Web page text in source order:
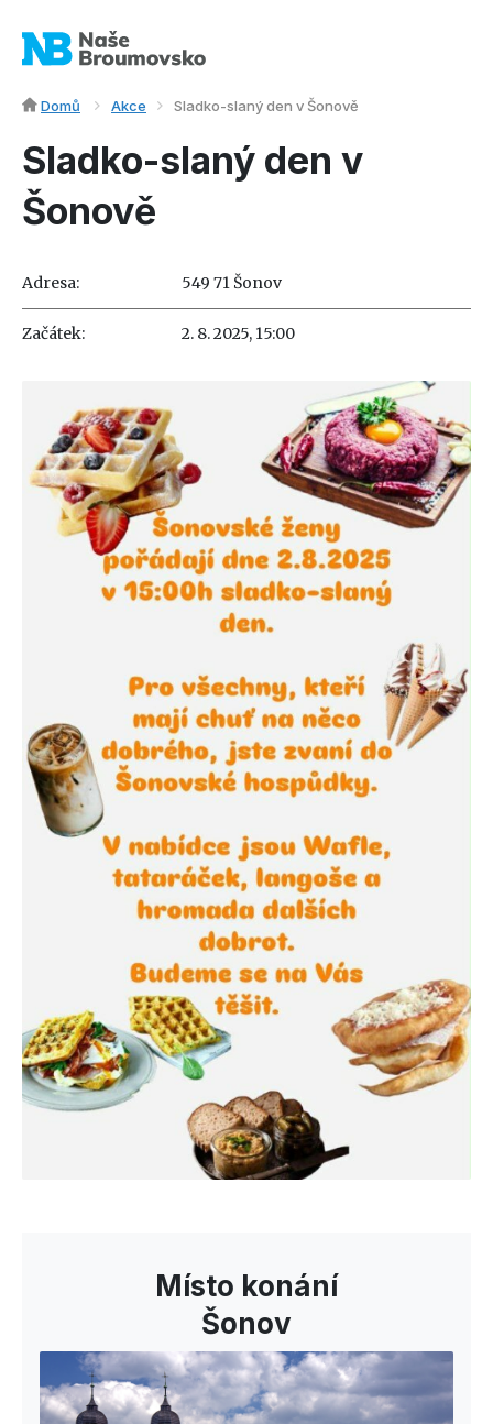
Domů Akce Sladko-slaný den v Šonově
Sladko-slaný den v
Šonově
Adresa: 549 71 Šonov
Začátek: 2. 8. 2025, 15:00
Místo konání
Šonov